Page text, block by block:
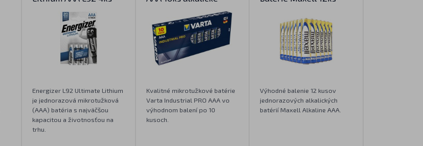
Energizer L92 Ultimate Lithium
je jednorazová mikrotužková
(AAA) batéria s najväčšou
kapacitou a životnosťou na
trhu.
Kvalitné mikrotužkové batérie
Varta Industrial PRO AAA vo
výhodnom balení po 10
kusoch.
Výhodné balenie 12 kusov
jednorazových alkalických
batérií Maxell Alkaline AAA.